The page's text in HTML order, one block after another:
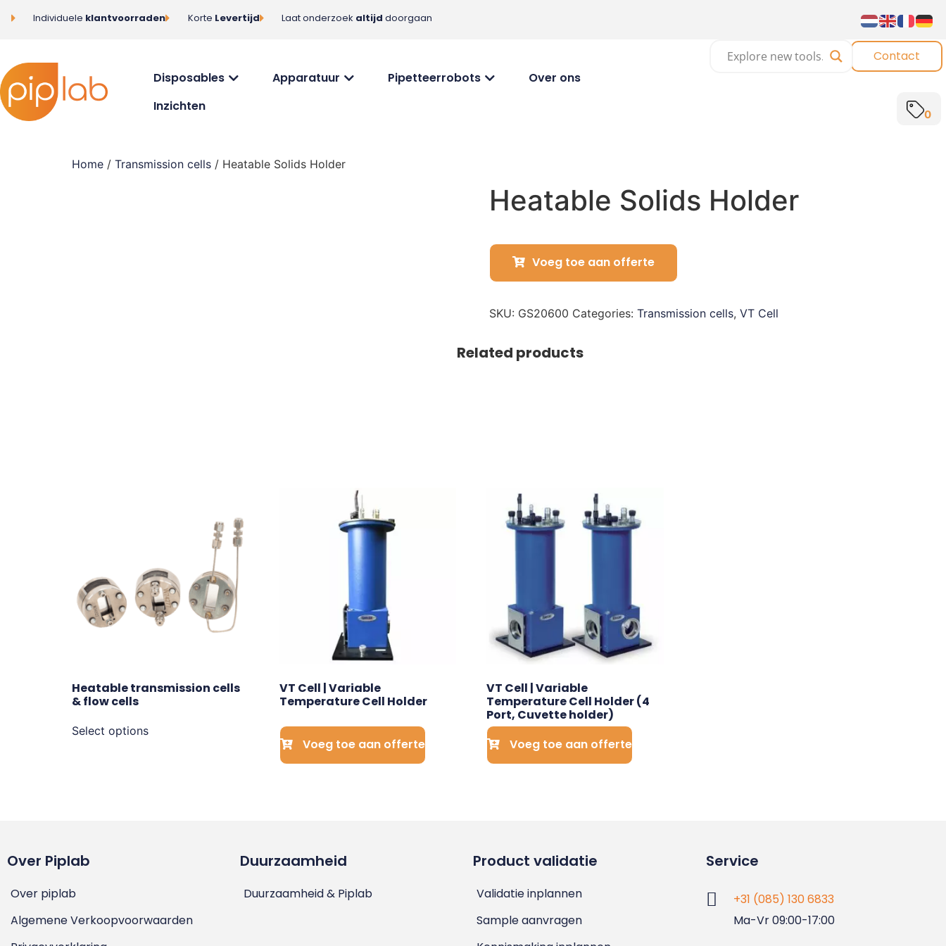
Individuele klantvoorraden Korte Levertijd Laat onderzoek altijd doorgaan
Disposables Apparatuur Pipetteerrobots
Over ons
Inzichten
Contact
0
Home / Transmission cells / Heatable Solids Holder
Heatable Solids Holder
Voeg toe aan offerte
SKU: GS20600 Categories: Transmission cells, VT Cell
Related products
Heatable transmission cells
& flow cells
Select options
VT Cell | Variable
Temperature Cell Holder
Voeg toe aan offerte
VT Cell | Variable
Temperature Cell Holder (4
Port, Cuvette holder)
Voeg toe aan offerte
Over Piplab
Over piplab
Algemene Verkoopvoorwaarden
Duurzaamheid
Duurzaamheid & Piplab
Product validatie
Validatie inplannen
Sample aanvragen
Service
+31 (085) 130 6833
Ma-Vr 09:00-17:00